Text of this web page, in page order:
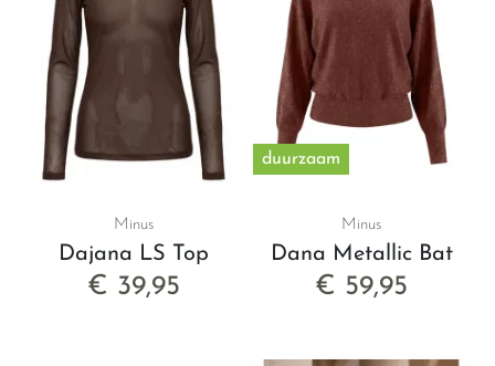
artikelen ook in het echt bewonderen in onze
winkel vol accessoires en dameskleding in
Utrecht! Hier kun je alles op je gemak
bekijken en staan we klaar voor advies. Je
kunt ons vinden aan de Lijnmarkt 32-34, 3511
KJ in Utrecht. Tot snel!
Minus
Dajana LS Top
€ 39,95
duurzaam
Minus
Dana Metallic Bat
€ 59,95